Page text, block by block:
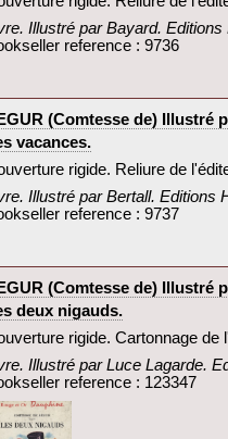
Illustré par Bayard.
reference : 9736
(Comtesse de) Illustré
vacances.‎
rigide. Reliure de
Illustré par Bertall. Editions
reference : 9737
(Comtesse de) Illustré
deux nigauds.‎
rigide. Cartonnage de
Illustré par Luce Lagarde.
reference : 123347